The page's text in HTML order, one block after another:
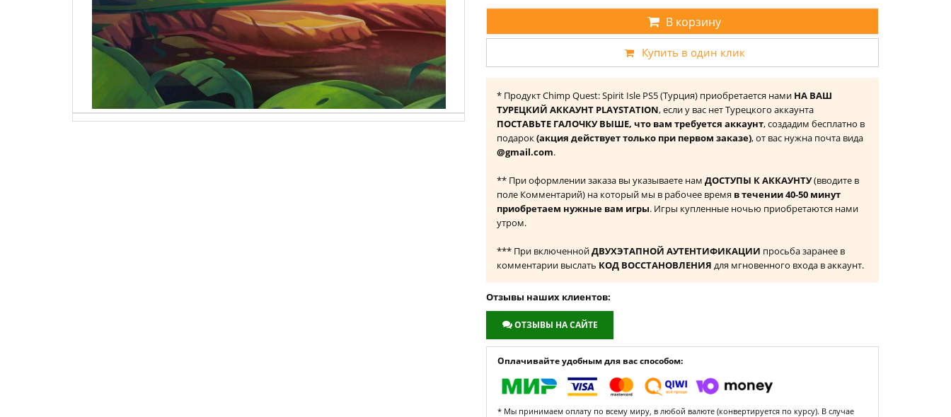
В корзину
Купить в один клик
* Продукт Chimp Quest: Spirit Isle PS5 (Турция) приобретается нами НА ВАШ
ТУРЕЦКИЙ АККАУНТ PLAYSTATION, если у вас нет Турецкого аккаунта
ПОСТАВЬТЕ ГАЛОЧКУ ВЫШЕ, что вам требуется аккаунт, создадим бесплатно в
подарок(акция действует только при первом заказе), от вас нужна почта вида
@gmail.com.
** При оформлении заказа вы указываете нам ДОСТУПЫ К АККАУНТУ(вводите в
поле Комментарий) на который мы в рабочее время в течении 40-50 минут
приобретаем нужные вам игры. Игры купленные ночью приобретаются нами
утром.
*** При включеннойДВУХЭТАПНОЙ АУТЕНТИФИКАЦИИ просьба заранее в
комментарии выслать КОД ВОССТАНОВЛЕНИЯ для мгновенного входа в аккаунт.
Отзывы наших клиентов:
ОТЗЫВЫ НА САЙТЕ
Оплачивайте удобным для вас способом:
* Мы принимаем оплату по всему миру, в любой валюте (конвертируется по курсу). В случае